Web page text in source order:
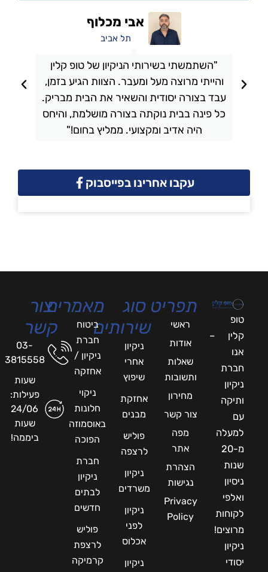
"השתמשתי בשירותי הניקיון של טופ קלין
והייתי מרוצה מעל ומעבר. הצוות הגיע בזמן,
עבד בצורה יסודית והשאיר את הבית מבריק.
כל פינה בבית נוקתה בצורה מושלמת, והיחס
היה אדיב ומקצועי. ממליץ בחום!"
אבי מכלוף
תל אביב
עקבו אחרינו בפייסבוק
טופ
קלין –
אנו
חברת
ניקיון
ותיקה
עם
למעלה
מ-20
שנות
ניסיון
ואלפי
לקוחות
מרוצים!
ניקיון
יסודי
תפריט
ראשי
אודות
שאלות
ותשובות
מחירון
צור קשר
מפה
אתר
הצהרת
נגישות
Privacy
Policy
סוג
שירותים
ניקיון
אחרי
שיפוץ
אחזקת
מבנים
פוליש
לרצפה
ניקיון
משרדים
ניקיון
לפני
אכלוס
ניקיון
מאמרים
ביטוח
חברת
ניקיון /
אחזקה
ניקוי
חלונות
באוסמוזה
הפוכה
חברת
ניקיון
לבתים
חדשים
פוליש
לרצפת
קרמיקה
צור
קשר
03-
3815558
שעות
פעילות:
24/06
שעות
ביממה!